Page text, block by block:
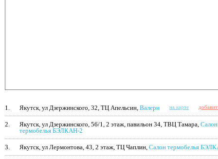
1. Якутск, ул Дзержинского, 32, ТЦ Апельсин, Валери на карте
2. Якутск, ул Дзержинского, 56/1, 2 этаж, павильон 34, ТВЦ Тамара, Салон
термобелья БЭЛКАН-2
3. Якутск, ул Лермонтова, 43, 2 этаж, ТЦ Чаплин, Салон термобелья